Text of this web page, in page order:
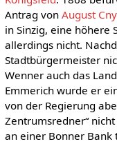
Antrag von August
in Sinzig, eine höhere
allerdings nicht.
Stadtbürgermeister
Wenner auch das
Emmerich wurde er
von der Regierung
Zentrumsredner“
an einer Bonner Bank